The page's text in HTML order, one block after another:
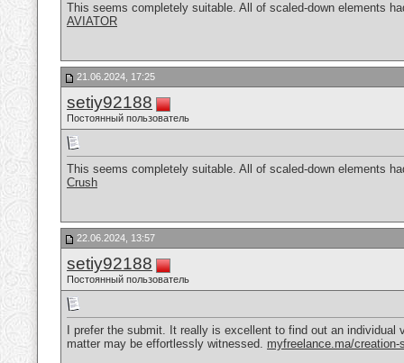
This seems completely suitable. All of scaled-down elements
AVIATOR
21.06.2024, 17:25
setiy92188
Постоянный пользователь
This seems completely suitable. All of scaled-down elements
Crush
22.06.2024, 13:57
setiy92188
Постоянный пользователь
I prefer the submit. It really is excellent to find out an
matter may be effortlessly witnessed. myfreelance.ma/creation-